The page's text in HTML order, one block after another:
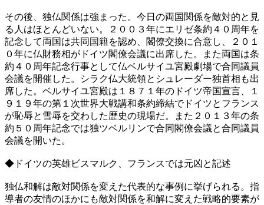
その後、独仏関係は強まった。今日の両国関係を敵対的と見
る人はほとんどいない。２００３年にエリゼ条約４０周年を
記念して両国は共同国籍を認め、閣僚交換に合意し、２０１
０年に仏財務相がドイツ閣僚会議に出席した。また両国は条
約４０周年記念行事として仏ベルサイユ宮殿劇場で合同議員
会議を開催した。シラク仏大統領とシュレーダー独首相も出
席した。ベルサイユ宮殿は１８７１年のドイツ帝国宣言、１
９１９年の第１次世界大戦講和条約締結でドイツとフランス
が恥辱と雪辱を交わした歴史の現場だ。また２０１３年の条
約５０周年記念では独ツベルリンで合同閣僚会議と合同議員
会議を開いた。
◆ドイツの英雄ビスマルク、フランスでは元凶と記述
独仏和解は敵対関係を変えた代表的な事例に挙げられる。指
導者の友情のほかにも敵対関係を和解に変えた戦略的要素が